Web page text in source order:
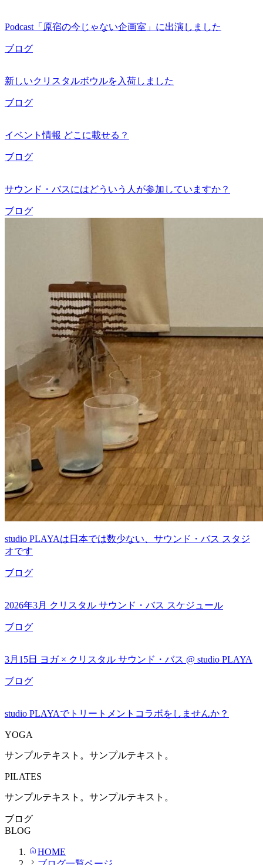
Podcast「原宿の今じゃない企画室」に出演しました
ブログ
新しいクリスタルボウルを入荷しました
ブログ
イベント情報 どこに載せる？
ブログ
サウンド・バスにはどういう人が参加していますか？
ブログ
studio PLAYAは日本では数少ない、サウンド・バス スタジ
オです
ブログ
2026年3月 クリスタル サウンド・バス スケジュール
ブログ
3月15日 ヨガ × クリスタル サウンド・バス @ studio PLAYA
ブログ
studio PLAYAでトリートメントコラボをしませんか？
YOGA
サンプルテキスト。サンプルテキスト。
PILATES
サンプルテキスト。サンプルテキスト。
ブログ
BLOG
HOME